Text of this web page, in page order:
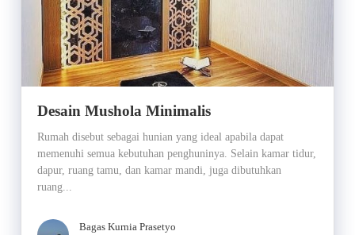
Desain Mushola Minimalis
Rumah disebut sebagai hunian yang ideal apabila dapat
memenuhi semua kebutuhan penghuninya. Selain kamar tidur,
dapur, ruang tamu, dan kamar mandi, juga dibutuhkan
ruang...
Bagas Kurnia Prasetyo